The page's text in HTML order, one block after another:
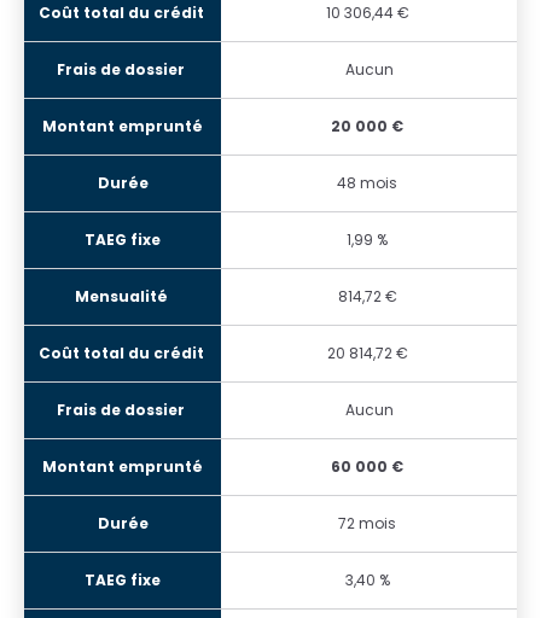
10 306,44 €
Aucun
20 000 €
48 mois
1,99 %
814,72 €
20 814,72 €
Aucun
60 000 €
72 mois
3,40 %